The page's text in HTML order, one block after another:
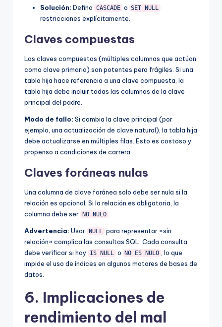
Solución: Defina CASCADE o SET NULL
restricciones explícitamente.
Claves compuestas
Las claves compuestas (múltiples columnas que actúan
como clave primaria) son potentes pero frágiles. Si una
tabla hija hace referencia a una clave compuesta, la
tabla hija debe incluir todas las columnas de la clave
principal del padre.
Modo de fallo: Si cambia la clave principal (por
ejemplo, una actualización de clave natural), la tabla hija
debe actualizarse en múltiples filas. Esto es costoso y
propenso a condiciones de carrera.
Claves foráneas nulas
Una columna de clave foránea solo debe ser nula si la
relación es opcional. Si la relación es obligatoria, la
columna debe ser NO NULO
Advertencia: Usar NULL
para representar «sin
relación» complica las consultas SQL. Cada consulta
debe verificar si hay IS NULL o NO ES NULO
, lo que
impide el uso de índices en algunos motores de bases de
datos.
6. Implicaciones de
rendimiento del mal